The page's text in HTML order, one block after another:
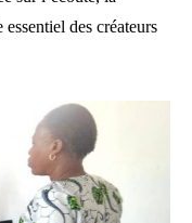
des créateurs